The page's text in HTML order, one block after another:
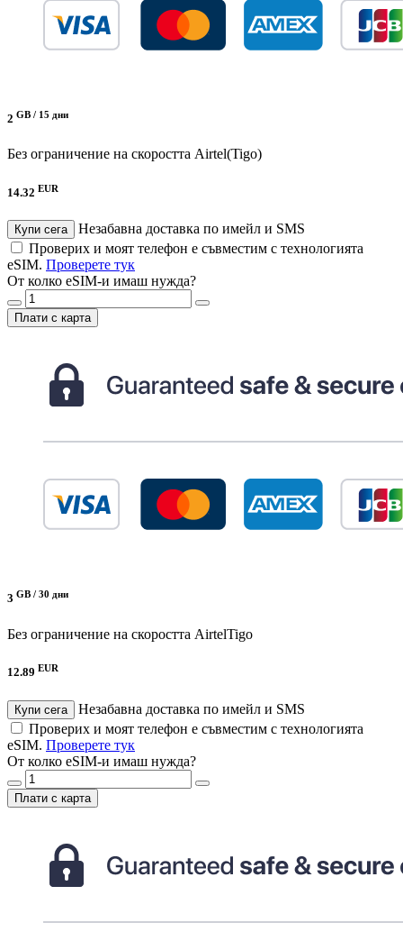
2 GB / 15 дни
Без ограничение на скоростта Airtel(Tigo)
14.32 EUR
Купи сега
Незабавна доставка по имейл и SMS
Проверих и моят телефон е съвместим с технологията
eSIM. Проверете тук
От колко eSIM-и имаш нужда?
Плати с карта
3 GB / 30 дни
Без ограничение на скоростта AirtelTigo
12.89 EUR
Купи сега
Незабавна доставка по имейл и SMS
Проверих и моят телефон е съвместим с технологията
eSIM. Проверете тук
От колко eSIM-и имаш нужда?
Плати с карта